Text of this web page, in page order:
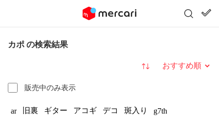
カポ の検索結果
販売中のみ表示
並び替え
ar 旧裏 ギター アコギ デコ 斑入り
g7th